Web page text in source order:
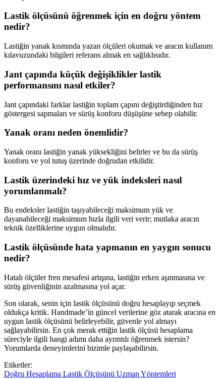
Lastik ölçüsünü öğrenmek için en doğru yöntem
nedir?
Lastiğin yanak kısmında yazan ölçüleri okumak ve aracın kullanım
kılavuzundaki bilgileri referans almak en sağlıklısıdır.
Jant çapında küçük değişiklikler lastik
performansını nasıl etkiler?
Jant çapındaki farklar lastiğin toplam çapını değiştirdiğinden hız
göstergesi sapmaları ve sürüş konforu düşüşüne sebep olabilir.
Yanak oranı neden önemlidir?
Yanak oranı lastiğin yanak yüksekliğini belirler ve bu da sürüş
konforu ve yol tutuş üzerinde doğrudan etkilidir.
Lastik üzerindeki hız ve yük indeksleri nasıl
yorumlanmalı?
Bu endeksler lastiğin taşıyabileceği maksimum yük ve
dayanabileceği maksimum hızla ilgili veri verir; mutlaka aracın
teknik özelliklerine uygun olmalıdır.
Lastik ölçüsünde hata yapmanın en yaygın sonucu
nedir?
Hatalı ölçüler fren mesafesi artışına, lastiğin erken aşınmasına ve
sürüş güvenliğinin azalmasına yol açar.
Son olarak, senin için lastik ölçüsünü doğru hesaplayıp seçmek
oldukça kritik. Handmade’in güncel verilerine göz atarak aracına en
uygun lastik ölçüsünü belirleyebilir, güvenle yol almayı
sağlayabilirsin. En çok merak ettiğin lastik ölçüsü hesaplama
süreciyle ilgili hangi adımı daha ayrıntılı öğrenmek istersin?
Yorumlarda deneyimlerini bizimle paylaşabilirsin.
Etiketler:
Doğru Hesaplama Lastik Ölçüsünü Uzman Yöntemleri